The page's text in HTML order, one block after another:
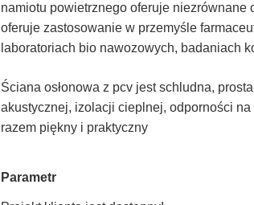
namiotu powietrznego oferuje
oferuje zastosowanie w przemyśle
laboratoriach bio nawozowych, badaniach
Ściana osłonowa z pcv jest schludna,
akustycznej, izolacji cieplnej, odporności
razem piękny i praktyczny
Parametr